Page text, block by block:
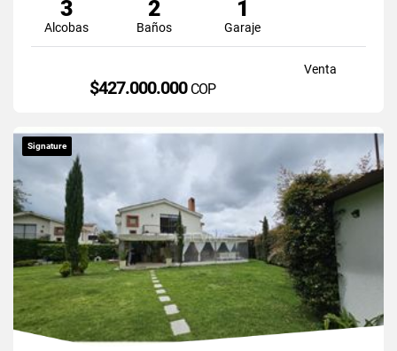
3
Alcobas
2
Baños
1
Garaje
Venta
$427.000.000 COP
Signature